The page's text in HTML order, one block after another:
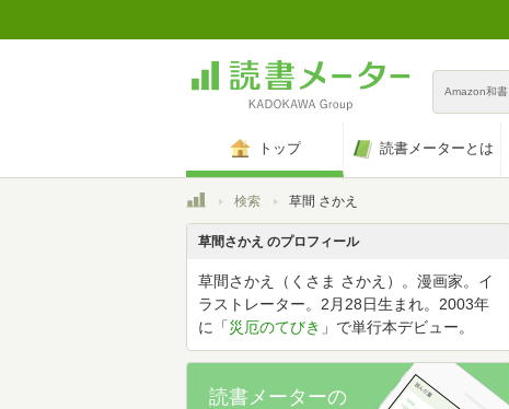
Amazon和書
トップ 読書メーターとは
トップ検索 草間 さかえ
草間さかえ のプロフィール
草間さかえ（くさま さかえ）。漫画家。イ
ラストレーター。2月28日生まれ。2003年
に「災厄のてびき 」で単行本デビュー。
読書メーターの